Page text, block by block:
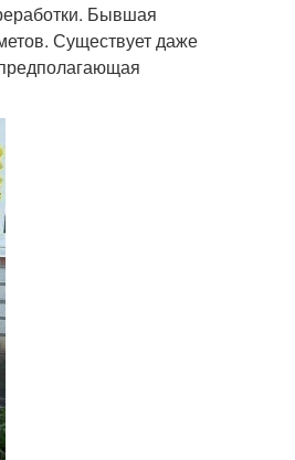
Бывшая
Существует даже